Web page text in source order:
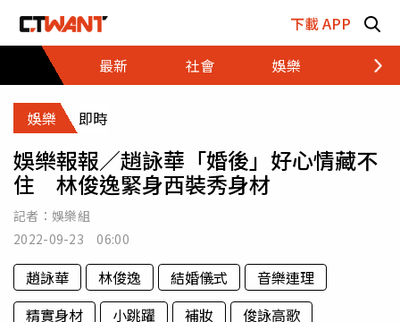
下載 APP
最新
社會 娛樂 財經
娛樂 即時
娛樂報報／趙詠華「婚後」好心情藏不
住 林俊逸緊身西裝秀身材
記者： 娛樂組
2022-09-23 06:00
趙詠華 林俊逸 結婚儀式
音樂連理
精實身材
小跳躍 補妝
俊詠高歌